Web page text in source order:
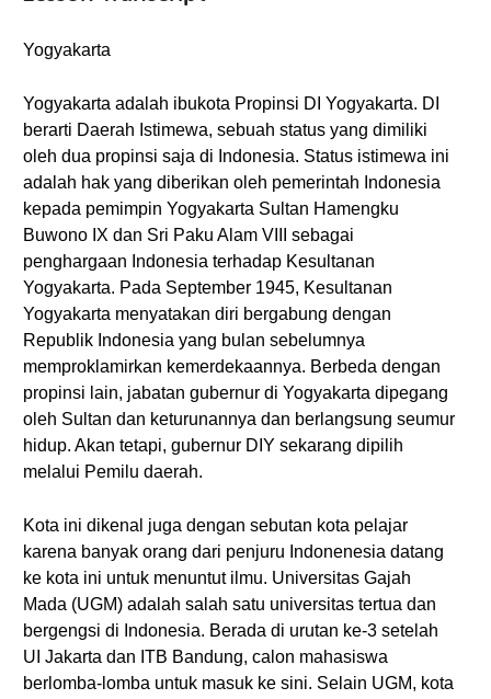
Yogyakarta
Yogyakarta adalah ibukota Propinsi DI Yogyakarta. DI
berarti Daerah Istimewa, sebuah status yang dimiliki
oleh dua propinsi saja di Indonesia. Status istimewa ini
adalah hak yang diberikan oleh pemerintah Indonesia
kepada pemimpin Yogyakarta Sultan Hamengku
Buwono IX dan Sri Paku Alam VIII sebagai
penghargaan Indonesia terhadap Kesultanan
Yogyakarta. Pada September 1945, Kesultanan
Yogyakarta menyatakan diri bergabung dengan
Republik Indonesia yang bulan sebelumnya
memproklamirkan kemerdekaannya. Berbeda dengan
propinsi lain, jabatan gubernur di Yogyakarta dipegang
oleh Sultan dan keturunannya dan berlangsung seumur
hidup. Akan tetapi, gubernur DIY sekarang dipilih
melalui Pemilu daerah.
Kota ini dikenal juga dengan sebutan kota pelajar
karena banyak orang dari penjuru Indonenesia datang
ke kota ini untuk menuntut ilmu. Universitas Gajah
Mada (UGM) adalah salah satu universitas tertua dan
bergengsi di Indonesia. Berada di urutan ke-3 setelah
UI Jakarta dan ITB Bandung, calon mahasiswa
berlomba-lomba untuk masuk ke sini. Selain UGM, kota